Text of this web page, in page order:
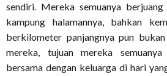
sendiri. Mereka semuanya
kampung halamannya, bahkan
berkilometer panjangnya pun
mereka, tujuan mereka
bersama dengan keluarga di hari